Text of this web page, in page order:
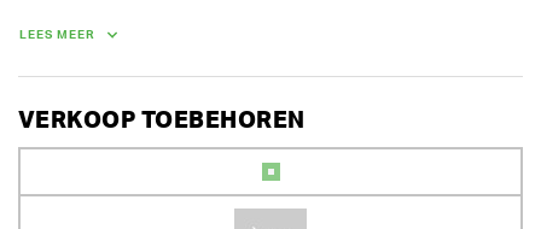
batterij: 36 V
GEWICHT
LEES MEER
VERKOOP TOEBEHOREN